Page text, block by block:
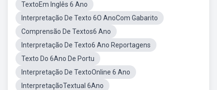
TextoEm Inglês 6 Ano
Interpretação De Texto 6O AnoCom Gabarito
Comprensão De Textos6 Ano
Interpretação De Texto6 Ano Reportagens
Texto Do 6Ano De Portu
Interpretação De TextoOnline 6 Ano
InterpretaçãoTextual 6Ano